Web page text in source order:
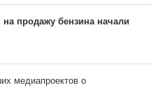
продажу бензина начали
медиапроектов о